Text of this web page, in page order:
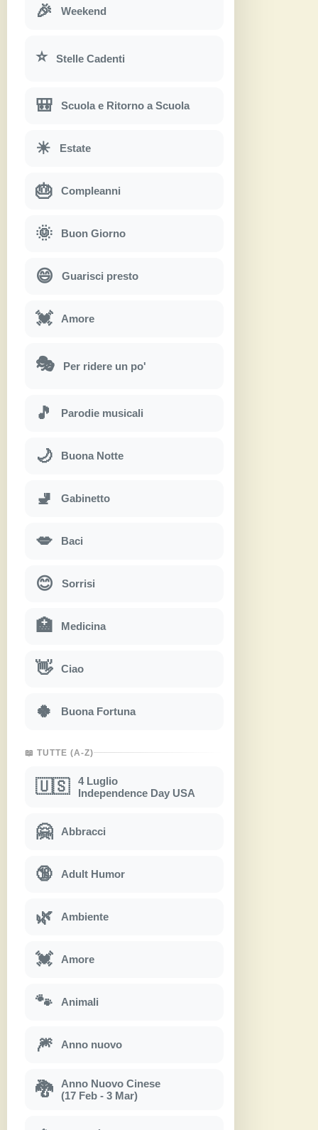
🎉 Weekend
⭐ Stelle Cadenti
🎒 Scuola e Ritorno a Scuola
☀ Estate
🎂 Compleanni
🌞 Buon Giorno
😄 Guarisci presto
💓 Amore
🎭 Per ridere un po'
🎵 Parodie musicali
🌙 Buona Notte
🚽 Gabinetto
💋 Baci
😊 Sorrisi
🏥 Medicina
👋 Ciao
🍀 Buona Fortuna
📖 TUTTE (A-Z)
🇺🇸
4 Luglio
Independence Day USA
🤗 Abbracci
🔞 Adult Humor
🌿 Ambiente
💓 Amore
🐾 Animali
🎆 Anno nuovo
🐉
Anno Nuovo Cinese
(17 Feb - 3 Mar)